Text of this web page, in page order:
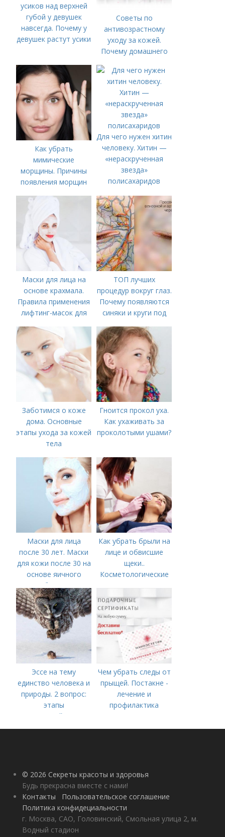
усиков над верхней
губой у девушек
навсегда. Почему у
девушек растут усики
Советы по
антивозрастному
уходу за кожей.
Почему домашнего
Как убрать
мимические
морщины. Причины
появления морщин
Для чего нужен хитин
человеку. Хитин —
«нераскрученная
звезда»
полисахаридов
Маски для лица на
основе крахмала.
Правила применения
лифтинг-масок для
ТОП лучших
процедур вокруг глаз.
Почему появляются
синяки и круги под
Заботимся о коже
дома. Основные
этапы ухода за кожей
тела
Гноится прокол уха.
Как ухаживать за
проколотыми ушами?
Маски для лица
после 30 лет. Маски
для кожи после 30 на
основе яичного
белка
Как убрать брыли на
лице и обвисшие
щеки..
Косметологические
Эссе на тему
единство человека и
природы. 2 вопрос:
этапы
взаимодействия
природного и
Чем убрать следы от
прыщей. Постакне -
лечение и
профилактика
© 2026 Секреты красоты и здоровья
Будь прекрасна вместе с нами!
Контакты
Пользовательское соглашение
Политика конфидециальности
г. Москва, САО, Головинский, Смольная улица 2, м.
Водный стадион